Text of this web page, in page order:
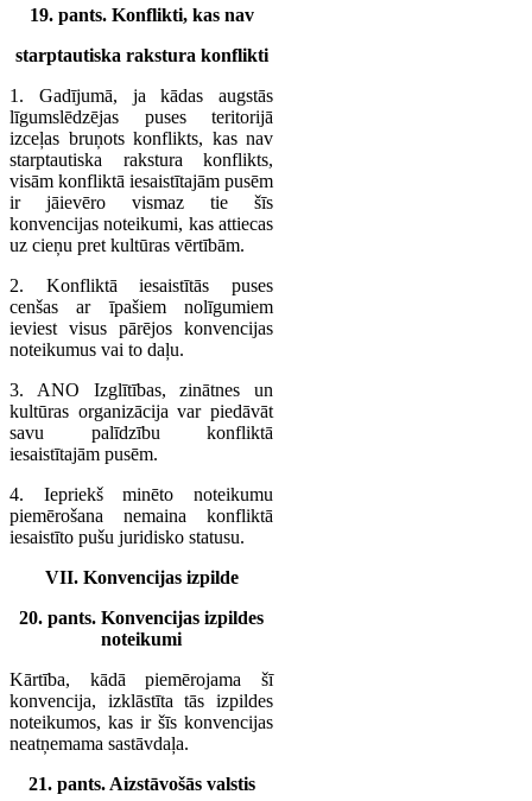
19. pants. Konflikti, kas nav
starptautiska rakstura konflikti
1. Gadījumā, ja kādas augstās
līgumslēdzējas puses teritorijā
izceļas bruņots konflikts, kas nav
starptautiska rakstura konflikts,
visām konfliktā iesaistītajām pusēm
ir jāievēro vismaz tie šīs
konvencijas noteikumi, kas attiecas
uz cieņu pret kultūras vērtībām.
2. Konfliktā iesaistītās puses
cenšas ar īpašiem nolīgumiem
ieviest visus pārējos konvencijas
noteikumus vai to daļu.
3. ANO Izglītības, zinātnes un
kultūras organizācija var piedāvāt
savu palīdzību konfliktā
iesaistītajām pusēm.
4. Iepriekš minēto noteikumu
piemērošana nemaina konfliktā
iesaistīto pušu juridisko statusu.
VII. Konvencijas izpilde
20. pants. Konvencijas izpildes
noteikumi
Kārtība, kādā piemērojama šī
konvencija, izklāstīta tās izpildes
noteikumos, kas ir šīs konvencijas
neatņemama sastāvdaļa.
21. pants. Aizstāvošās valstis